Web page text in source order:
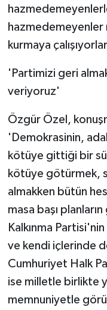
hazmedemeyenler
kurmaya
'Partimizi geri
veriyoruz'
Özgür Özel,
'Demokrasinin,
kötüye gittiği bir
kötüye götürmek,
almakken bütün
masa başı
Kalkınma
ve kendi içlerinde
Cumhuriyet Halk
ise milletle birlikte
memnuniyetle